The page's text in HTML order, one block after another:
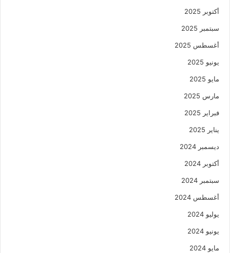
أكتوبر 2025
سبتمبر 2025
أغسطس 2025
يونيو 2025
مايو 2025
مارس 2025
فبراير 2025
يناير 2025
ديسمبر 2024
أكتوبر 2024
سبتمبر 2024
أغسطس 2024
يوليو 2024
يونيو 2024
مايو 2024